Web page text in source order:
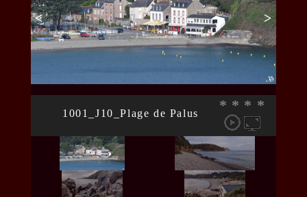
< >
* * * *
1001_J10_Plage de Palus